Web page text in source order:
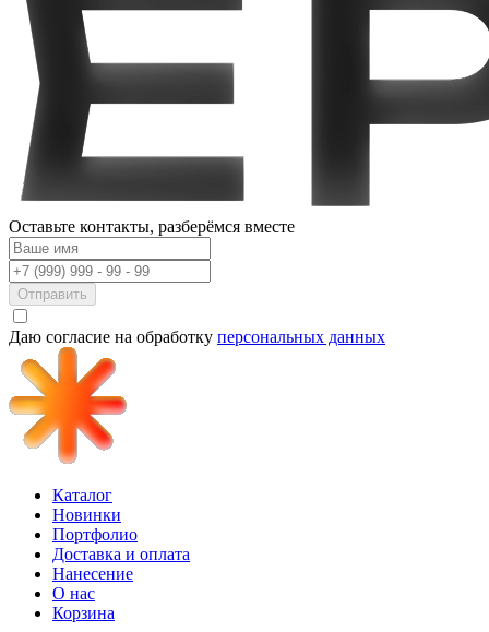
Оставьте контакты, разберёмся вместе
Отправить
Даю согласие на обработку персональных данных
Каталог
Новинки
Портфолио
Доставка и оплата
Нанесение
О нас
Корзина